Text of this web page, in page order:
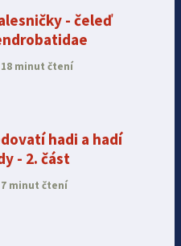
- čeleď
18 minut čtení
hadi a hadí
- 2. část
7 minut čtení